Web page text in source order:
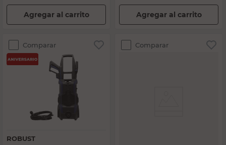
Agregar al carrito Agregar al carrito
Comparar
ROBUST
Comparar